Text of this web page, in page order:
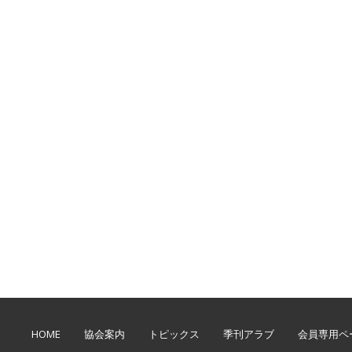
HOME 協会案内 トピックス 季刊アラブ 会員専用ペ